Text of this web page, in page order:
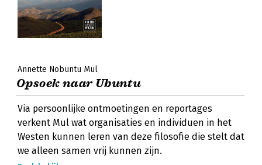
Annette Nobuntu Mul
Opsoek naar Ubuntu
Via persoonlijke ontmoetingen en reportages
verkent Mul wat organisaties en individuen in het
Westen kunnen leren van deze filosofie die stelt dat
we alleen samen vrij kunnen zijn.